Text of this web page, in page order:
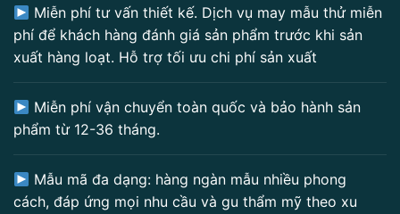
Miễn phí tư vấn thiết kế. Dịch vụ may mẫu thử miễn
phí để khách hàng đánh giá sản phẩm trước khi sản
xuất hàng loạt. Hỗ trợ tối ưu chi phí sản xuất
Miễn phí vận chuyển toàn quốc và bảo hành sản
phẩm từ 12-36 tháng.
Mẫu mã đa dạng: hàng ngàn mẫu nhiều phong
cách, đáp ứng mọi nhu cầu và gu thẩm mỹ theo xu